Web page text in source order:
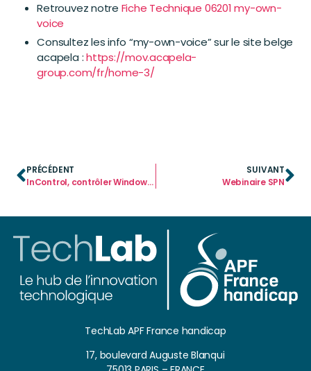
Retrouvez notre Fiche Technique 06201 my-own-
voice
Consultez les info “my-own-voice” sur le site belge
acapela :https://mov.acapela-
group.com/fr/home-3/
PRÉCÉDENT
InControl, contrôler Windows depuis Mind Express 5 avec une commande oculaire
SUIVANT
Webinaire SPN
TechLab APF France handicap
17, boulevard Auguste Blanqui